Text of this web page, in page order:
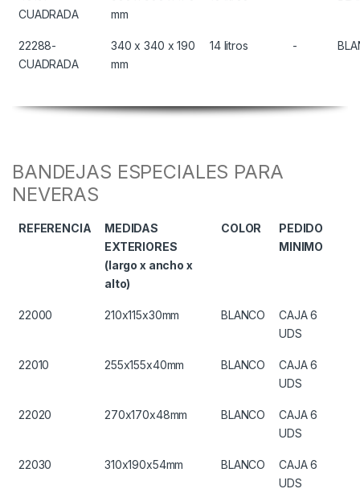
CUADRADA
mm
22288-
CUADRADA
340 x 340 x 190
mm
14 litros -
BANDEJAS ESPECIALES PARA
NEVERAS
REFERENCIA
MEDIDAS
EXTERIORES
(largo x ancho x
alto)
COLOR
PEDIDO
MINIMO
22000 210x115x30mm BLANCO
CAJA 6
UDS
22010 255x155x40mm BLANCO
CAJA 6
UDS
22020 270x170x48mm BLANCO
CAJA 6
UDS
22030 310x190x54mm BLANCO
CAJA 6
UDS